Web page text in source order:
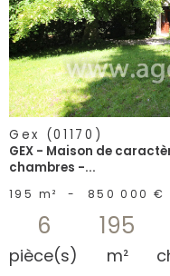
Gex (01170)
GEX - Maison de
chambres -...
195 m² - 850 000 €
6
pièce(s)
195
m²